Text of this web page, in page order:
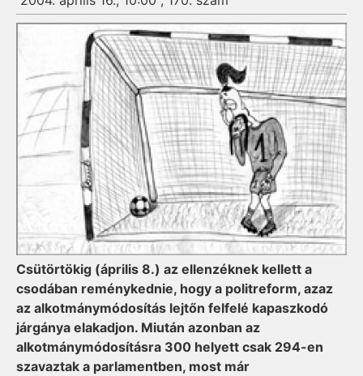
Csütörtökig (április 8.) az ellenzéknek kellett a
csodában reménykednie, hogy a politreform, azaz
az alkotmánymódosítás lejtőn felfelé kapaszkodó
járgánya elakadjon. Miután azonban az
alkotmánymódosításra 300 helyett csak 294-en
szavaztak a parlamentben, most már